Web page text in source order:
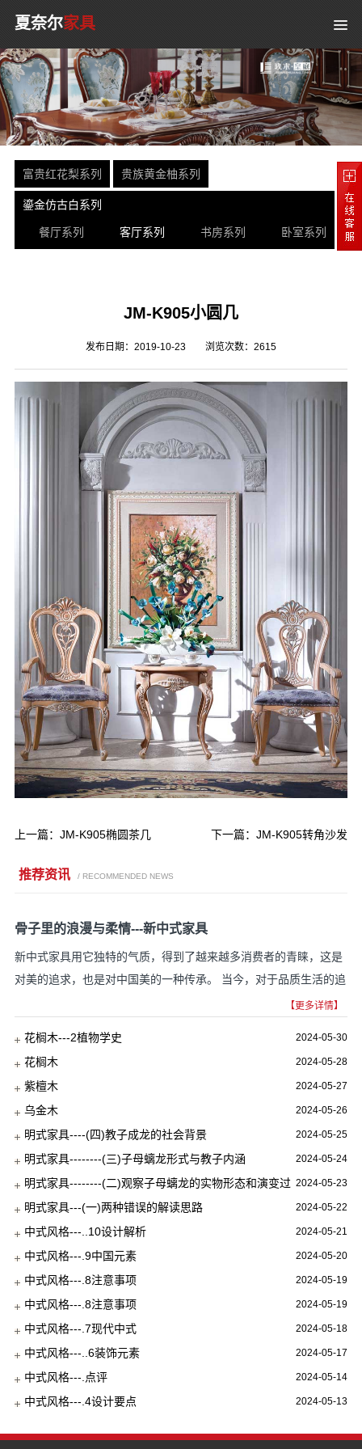
夏奈尔家具
富贵红花梨系列 贵族黄金柚系列
鎏金仿古白系列
餐厅系列 客厅系列 书房系列 卧室系列
JM-K905小圆几
发布日期：2019-10-23 浏览次数： 2615
上一篇： JM-K905椭圆茶几 下一篇：JM-K905转角沙发
推荐资讯 / RECOMMENDED NEWS
骨子里的浪漫与柔情---新中式家具
新中式家具用它独特的气质，得到了越来越多消费者的青睐，这是
对美的追求，也是对中国美的一种传承。 当今，对于品质生活的追
【更多详情】
2024-05-30
花榈木---2植物学史
2024-05-28
花榈木
2024-05-27
紫檀木
2024-05-26
乌金木
2024-05-25
明式家具----(四)教子成龙的社会背景
2024-05-24
明式家具--------(三)子母螭龙形式与教子内涵
2024-05-23
明式家具--------(二)观察子母螭龙的实物形态和演变过
程
2024-05-22
明式家具---(一)两种错误的解读思路
2024-05-21
中式风格---..10设计解析
2024-05-20
中式风格---.9中国元素
2024-05-19
中式风格---.8注意事项
2024-05-19
中式风格---.8注意事项
2024-05-18
中式风格---.7现代中式
2024-05-17
中式风格---..6装饰元素
2024-05-14
中式风格---.点评
2024-05-13
中式风格---.4设计要点